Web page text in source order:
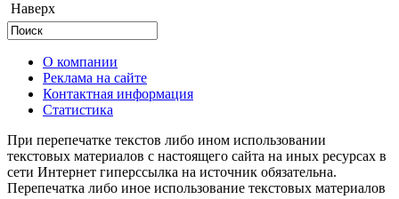
Наверх
О компании
Реклама на сайте
Контактная информация
Статистика
При перепечатке текстов либо ином использовании
текстовых материалов с настоящего сайта на иных ресурсах в
сети Интернет гиперссылка на источник обязательна.
Перепечатка либо иное использование текстовых материалов